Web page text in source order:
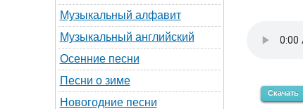
Музыкальный алфавит
Музыкальный английский
Осенние песни
Песни о зиме
Новогодние песни
Скачать